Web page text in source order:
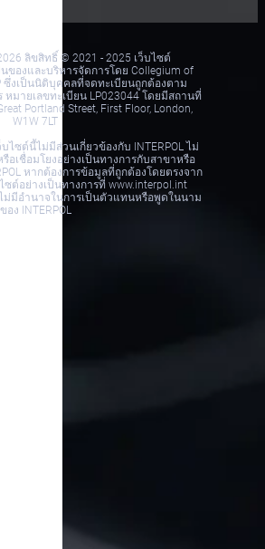
ลิขสิทธิ์ © 2021 - 2025 เว็บไซต์
ของและบริหารจัดการโดย Collegium of
ซึ่งเป็นนิติบุคคลที่จดทะเบียนถูกต้องตาม
มายเลขทะเบียน LP023044 โดยมีสถานที่
Portland Street, First Floor, London,
W1W 7LT
ซต์นี้ไม่มีส่วนเกี่ยวข้องกับ INTERPOL ไม่
อเชื่อมโยงอย่างเป็นทางการกับสาขาหรือ
หากต้องการข้อมูลที่ถูกต้องโดยตรงจาก
ไซต์อย่างเป็นทางการที่ www.interpol.int
ม่มีอำนาจในการเป็นตัวแทนหรือพูดในนาม
ของ INTERPOL